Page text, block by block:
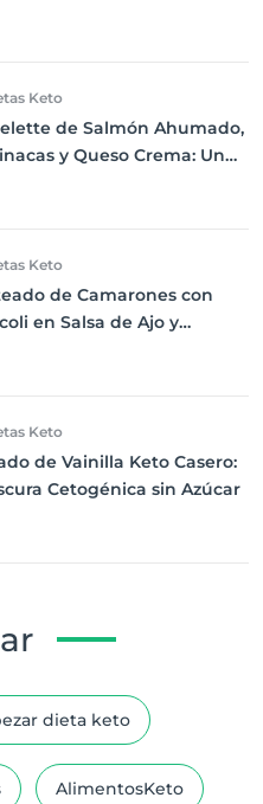
Keto
de Salmón Ahumado,
y Queso Crema: Un
Keto
de Camarones con
en Salsa de Ajo y
Keto
de Vainilla Keto Casero:
Cetogénica sin Azúcar
dieta keto
AlimentosKeto